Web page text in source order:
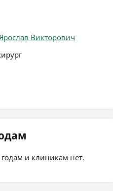
Викторович
и клиникам нет.